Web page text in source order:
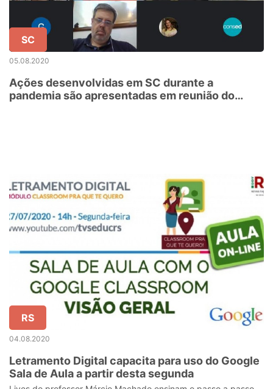
SC
05.08.2020
Ações desenvolvidas em SC durante a
pandemia são apresentadas em reunião do
RS
04.08.2020
Letramento Digital capacita para uso do Google
Sala de Aula a partir desta segunda